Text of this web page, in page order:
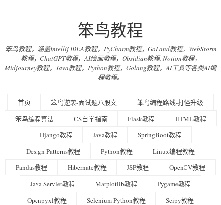
笨鸟教程
笨鸟教程，涵盖Intellij IDEA教程，PyCharm教程，GoLand教程，WebStorm
教程，ChatGPT教程，AI绘画教程，Obsidian教程, Notion教程，
Midjourney教程，Java教程，Python教程，Golang教程，AI工具等各类AI编
程教程。
首页 笨鸟逆袭-面试题八股文
笨鸟编程路线-打怪升级
笨鸟编程算法
CS自学指南 Flask教程
HTML教程
Django教程
Java教程
SpringBoot教程
Design Patterns教程
Python教程
Linux编程教程
Pandas教程
Hibernate教程 JSP教程
OpenCV教程
Java Servlet教程
Matplotlib教程
Pygame教程
Openpyxl教程
Selenium Python教程
Scipy教程